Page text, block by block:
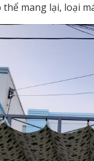
thể mang lại, loại